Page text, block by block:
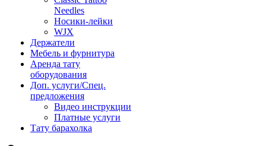
Needles
Носики-лейки
WJX
Держатели
Мебель и фурнитура
Аренда тату
оборудования
Доп. услуги/Спец.
предложения
Видео инструкции
Платные услуги
Тату барахолка